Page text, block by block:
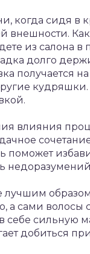
когда сидя в
внешности.
из салона
долго
получается
кудряшки.
влияния
поможет
лучшим
а сами волосы
себе сильную
добиться